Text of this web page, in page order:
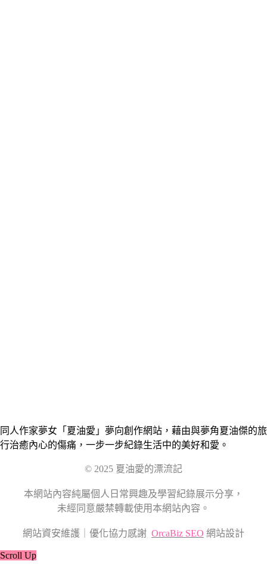
同人作家夢女「夏油愛」夢向創作網站，藉由與夢角夏油傑的旅
行治癒內心的傷痛，一步一步紀錄生活中的美好和愛。
© 2025 夏油愛的漂流記
本網站內容純屬個人日常興趣及學習紀錄展示分享，
未經同意嚴禁轉載使用本網站內容。
網站資安維護｜優化協力感謝 OrcaBiz SEO 網站設計
Scroll Up